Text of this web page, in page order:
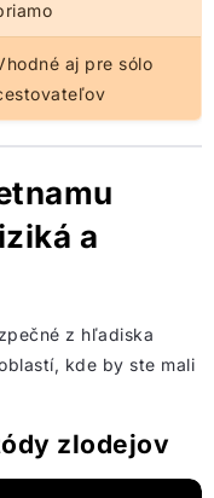
aj pre sólo
a
z hľadiska
kde by ste mali
zlodejov